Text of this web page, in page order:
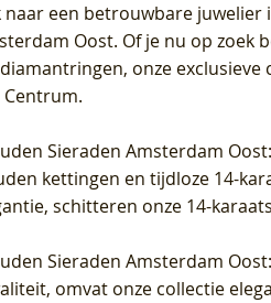
Oorhangers
(14k) met Lab
Collier LG3019Y
met Lab grown
Ring LG1031Y -
met Lab grown
naar een betrouwbare
Oost. Of je nu op zoek
onze
.
Sieraden Amsterdam Oost
kettingen en tijdloze 14-
schitteren onze 14-
Sieraden Amsterdam Oost
omvat onze collectie